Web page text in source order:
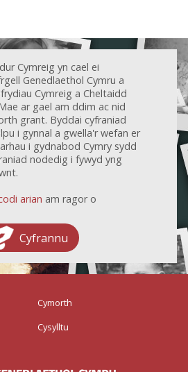
Cymreig yn cael ei
Genedlaethol Cymru a
Cymreig a Cheltaidd
ar gael am ddim ac nid
grant. Byddai cyfraniad
i gynnal a gwella'r wefan er
i gydnabod Cymry sydd
nodedig i fywyd yng
arian am ragor o
Cyfrannu
Cymorth
Cysylltu